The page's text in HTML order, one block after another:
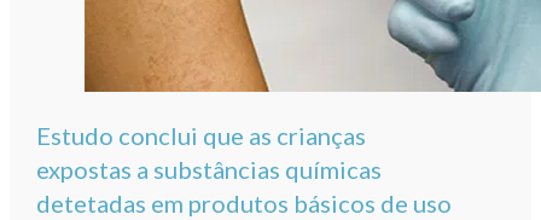
Estudo conclui que as crianças
expostas a substâncias químicas
detetadas ​​em produtos básicos de uso